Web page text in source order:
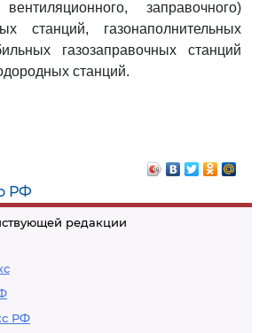
РФ
редакции
РФ
заправочного)
станций, газонаполнительных
газозаправочных станций
станций.